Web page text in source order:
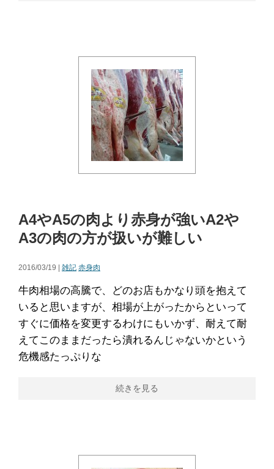
A4やA5の肉より赤身が強いA2や
A3の肉の方が扱いが難しい
2016/03/19 | 雑記 赤身肉
牛肉相場の高騰で、どのお店もかなり頭を抱えて
いると思いますが、相場が上がったからといって
すぐに価格を変更するわけにもいかず、耐えて耐
えてこのままだったら潰れるんじゃないかという
危機感たっぷりな
続きを見る